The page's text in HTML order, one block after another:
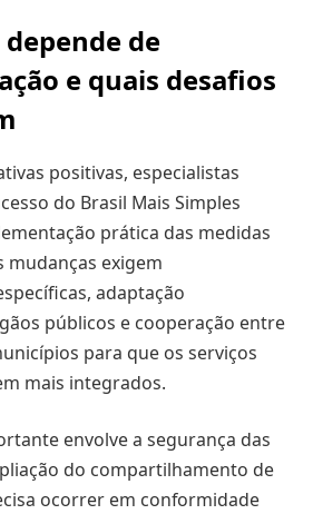
de
e quais desafios
positivas, especialistas
do Brasil Mais Simples
prática das medidas
mudanças exigem
adaptação
públicos e cooperação entre
para que os serviços
mais integrados.
envolve a segurança das
do compartilhamento de
ocorrer em conformidade